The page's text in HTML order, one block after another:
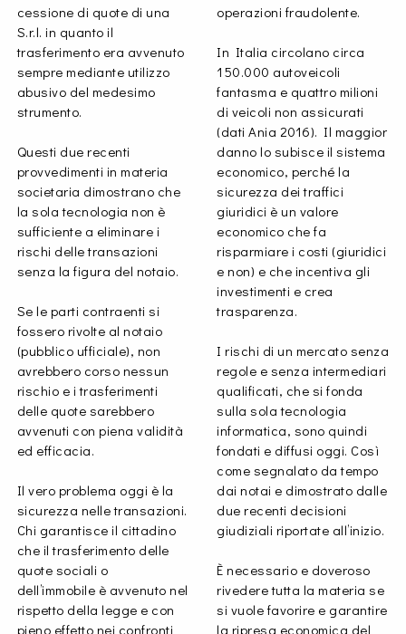
cessione di quote di una
S.r.l. in quanto il
trasferimento era avvenuto
sempre mediante utilizzo
abusivo del medesimo
strumento.
Questi due recenti
provvedimenti in materia
societaria dimostrano che
la sola tecnologia non è
sufficiente a eliminare i
rischi delle transazioni
senza la figura del notaio.
Se le parti contraenti si
fossero rivolte al notaio
(pubblico ufficiale), non
avrebbero corso nessun
rischio e i trasferimenti
delle quote sarebbero
avvenuti con piena validità
ed efficacia.
Il vero problema oggi è la
sicurezza nelle transazioni.
Chi garantisce il cittadino
che il trasferimento delle
quote sociali o
dell’immobile è avvenuto nel
rispetto della legge e con
pieno effetto nei confronti
operazioni fraudolente.
In Italia circolano circa
150.000 autoveicoli
fantasma e quattro milioni
di veicoli non assicurati
(dati Ania 2016). Il maggior
danno lo subisce il sistema
economico, perché la
sicurezza dei traffici
giuridici è un valore
economico che fa
risparmiare i costi (giuridici
e non) e che incentiva gli
investimenti e crea
trasparenza.
I rischi di un mercato senza
regole e senza intermediari
qualificati, che si fonda
sulla sola tecnologia
informatica, sono quindi
fondati e diffusi oggi. Così
come segnalato da tempo
dai notai e dimostrato dalle
due recenti decisioni
giudiziali riportate all’inizio.
È necessario e doveroso
rivedere tutta la materia se
si vuole favorire e garantire
la ripresa economica del